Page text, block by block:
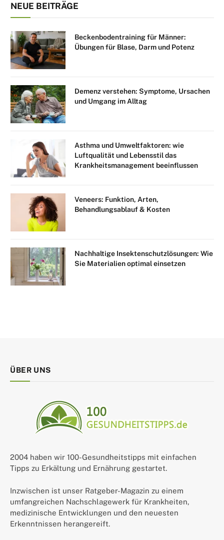
NEUE BEITRÄGE
Beckenbodentraining für Männer:
Übungen für Blase, Darm und Potenz
Demenz verstehen: Symptome, Ursachen
und Umgang im Alltag
Asthma und Umweltfaktoren: wie
Luftqualität und Lebensstil das
Krankheitsmanagement beeinflussen
Veneers: Funktion, Arten,
Behandlungsablauf & Kosten
Nachhaltige Insektenschutzlösungen: Wie
Sie Materialien optimal einsetzen
ÜBER UNS
2004 haben wir 100-Gesundheitstipps mit einfachen
Tipps zu Erkältung und Ernährung gestartet.
Inzwischen ist unser Ratgeber-Magazin zu einem
umfangreichen Nachschlagewerk für Krankheiten,
medizinische Entwicklungen und den neuesten
Erkenntnissen herangereift.